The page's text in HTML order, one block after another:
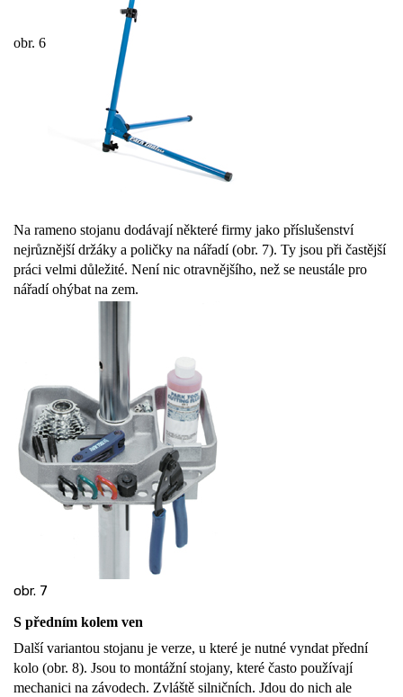
obr. 6
Na rameno stojanu dodávají některé firmy jako příslušenství
nejrůznější držáky a poličky na nářadí (obr. 7). Ty jsou při častější
práci velmi důležité. Není nic otravnějšího, než se neustále pro
nářadí ohýbat na zem.
obr. 7
S předním kolem ven
Další variantou stojanu je verze, u které je nutné vyndat přední
kolo (obr. 8). Jsou to montážní stojany, které často používají
mechanici na závodech. Zvláště silničních. Jdou do nich ale